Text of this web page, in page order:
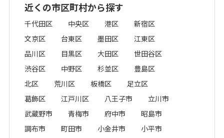
近くの市区町村から探す
千代田区 中央区 港区
新宿区
文京区
台東区 墨田区
江東区
品川区
目黒区 大田区
世田谷区
渋谷区
中野区 杉並区
豊島区
北区
荒川区 板橋区
足立区
葛飾区
江戸川区 八王子市
立川市
武蔵野市
青梅市 府中市
昭島市
調布市
町田市 小金井市
小平市